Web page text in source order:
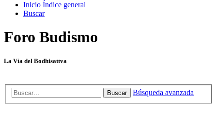
Inicio Índice general
Buscar
Foro Budismo
La Vía del Bodhisattva
Buscar Búsqueda avanzada